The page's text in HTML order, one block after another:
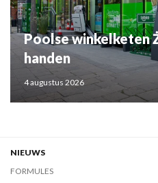
Poolse winkelketen
handen
4 augustus 2026
NIEUWS
FORMULES